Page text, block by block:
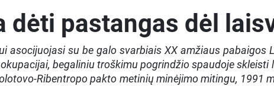
dėti pastangas dėl
asocijuojasi su be galo svarbiais XX amžiaus
begaliniu troškimu pogrindžio spaudoje skleisti
Ribentropo pakto metinių minėjimo mitingu, 1991